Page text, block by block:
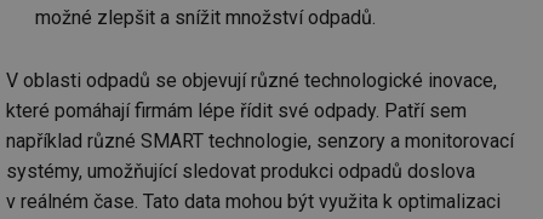
možné zlepšit a snížit množství odpadů.
V oblasti odpadů se objevují různé technologické inovace,
které pomáhají firmám lépe řídit své odpady. Patří sem
například různé SMART technologie, senzory a monitorovací
systémy, umožňující sledovat produkci odpadů doslova
v reálném čase. Tato data mohou být využita k optimalizaci